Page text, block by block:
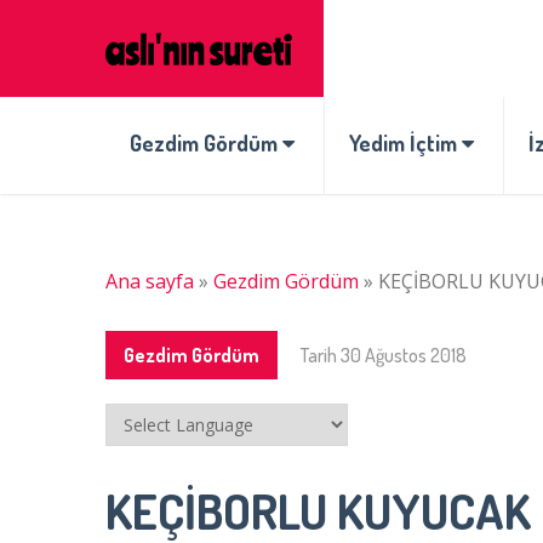
Gezdim Gördüm Yedim İçtim
Ana sayfa » Gezdim Gördüm » KEÇİBORLU
Gezdim Gördüm Tarih 30 Ağustos 2018
KEÇİBORLU